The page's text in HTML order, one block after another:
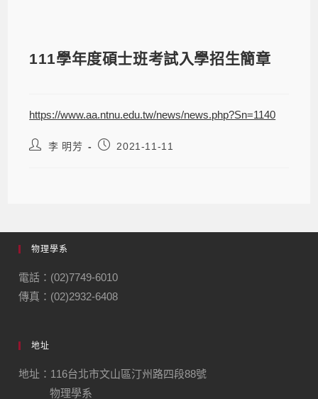
111學年度碩士班考試入學招生簡章
https://www.aa.ntnu.edu.tw/news/news.php?Sn=1140
李 明芳 2021-11-11
物理學系
電話：(02)7749-6010
傳真：(02)2932-6408
地址
地址：116台北市文山區汀州路四段88號
物理學系